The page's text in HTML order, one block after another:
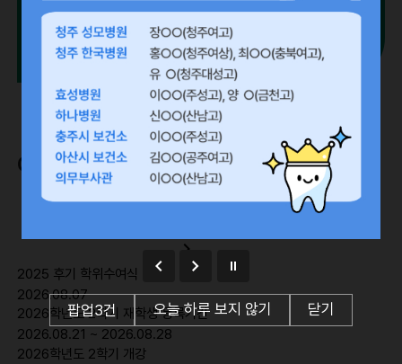
팝업3건 오늘 하루 보지 않기 닫기
교육과정
교수소개
전공심화과정
이달의 학사일정
navigate_before
navigate_next
2025 후기 학위수여식
2026.08.07
2026학년도 2학기 재학생 등록기간
2026.08.21 ~ 2026.08.28
2026학년도 2학기 개강